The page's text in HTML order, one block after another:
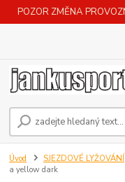
POZOR ZMĚNA
Úvod SJEZDOVÉ LYŽOVÁNÍ
a yellow dark